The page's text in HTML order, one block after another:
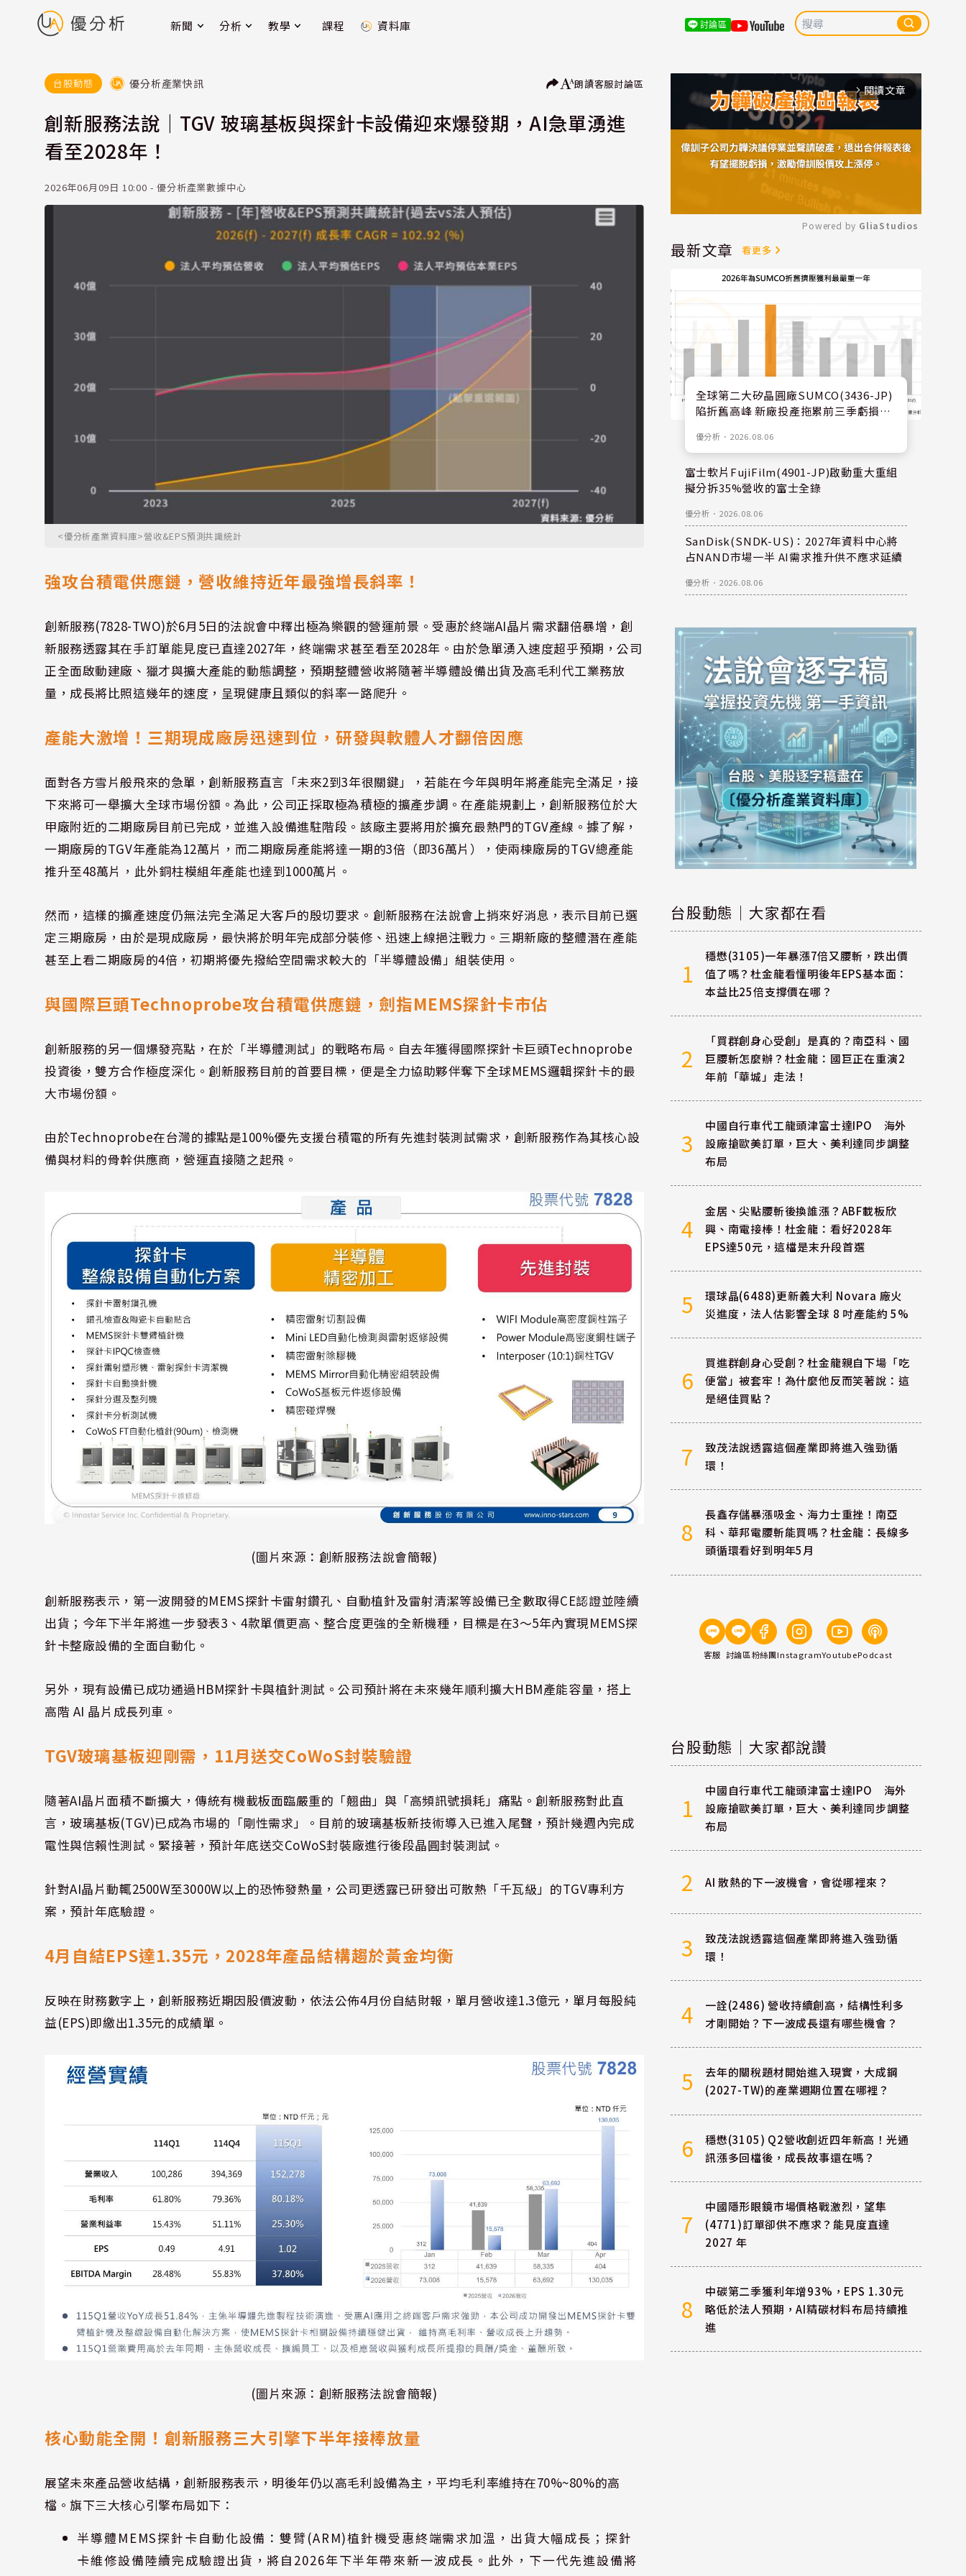
新聞 分析 教學 課程 資料庫 討論區
台股動態 優分析產業快訊 朗讀客服討論區
創新服務法說｜TGV 玻璃基板與探針卡設備迎來爆發期，AI急單湧進
看至2028年！
2026年06月09日 10:00 - 優分析產業數據中心
<優分析產業資料庫>營收&EPS預測共識統計
強攻台積電供應鏈，營收維持近年最強增長斜率！
創新服務(7828-TWO)於6月5日的法說會中釋出極為樂觀的營運前景。受惠於終端AI晶片需求翻倍暴增，創
新服務透露其在手訂單能見度已直達2027年，終端需求甚至看至2028年。由於急單湧入速度超乎預期，公司
正全面啟動建廠、獵才與擴大產能的動態調整，預期整體營收將隨著半導體設備出貨及高毛利代工業務放
量，成長將比照這幾年的速度，呈現健康且類似的斜率一路爬升。
產能大激增！三期現成廠房迅速到位，研發與軟體人才翻倍因應
面對各方雪片般飛來的急單，創新服務直言「未來2到3年很關鍵」，若能在今年與明年將產能完全滿足，接
下來將可一舉擴大全球市場份額。為此，公司正採取極為積極的擴產步調。在產能規劃上，創新服務位於大
甲廠附近的二期廠房目前已完成，並進入設備進駐階段。該廠主要將用於擴充最熱門的TGV產線。據了解，
一期廠房的TGV年產能為12萬片，而二期廠房產能將達一期的3倍（即36萬片），使兩棟廠房的TGV總產能
推升至48萬片，此外銅柱模組年產能也達到1000萬片。
然而，這樣的擴產速度仍無法完全滿足大客戶的殷切要求。創新服務在法說會上捎來好消息，表示目前已選
定三期廠房，由於是現成廠房，最快將於明年完成部分裝修、迅速上線挹注戰力。三期新廠的整體潛在產能
甚至上看二期廠房的4倍，初期將優先撥給空間需求較大的「半導體設備」組裝使用。
與國際巨頭Technoprobe攻台積電供應鏈，劍指MEMS探針卡市佔
創新服務的另一個爆發亮點，在於「半導體測試」的戰略布局。自去年獲得國際探針卡巨頭Technoprobe
投資後，雙方合作極度深化。創新服務目前的首要目標，便是全力協助夥伴奪下全球MEMS邏輯探針卡的最
大市場份額。
由於Technoprobe在台灣的據點是100%優先支援台積電的所有先進封裝測試需求，創新服務作為其核心設
備與材料的骨幹供應商，營運直接隨之起飛。
(圖片來源：創新服務法說會簡報)
創新服務表示，第一波開發的MEMS探針卡雷射鑽孔、自動植針及雷射清潔等設備已全數取得CE認證並陸續
出貨；今年下半年將進一步發表3、4款單價更高、整合度更強的全新機種，目標是在3～5年內實現MEMS探
針卡整廠設備的全面自動化。
另外，現有設備已成功通過HBM探針卡與植針測試 。公司預計將在未來幾年順利擴大HBM產能容量，搭上
高階 AI 晶片成長列車 。
TGV玻璃基板迎剛需，11月送交CoWoS封裝驗證
隨著AI晶片面積不斷擴大，傳統有機載板面臨嚴重的「翹曲」與「高頻訊號損耗」痛點。創新服務對此直
言，玻璃基板(TGV)已成為市場的「剛性需求」。目前的玻璃基板新技術導入已進入尾聲，預計幾週內完成
電性與信賴性測試。緊接著，預計年底送交CoWoS封裝廠進行後段晶圓封裝測試。
針對AI晶片動輒2500W至3000W以上的恐怖發熱量，公司更透露已研發出可散熱「千瓦級」的TGV專利方
案，預計年底驗證。
4月自結EPS達1.35元，2028年產品結構趨於黃金均衡
反映在財務數字上，創新服務近期因股價波動，依法公佈4月份自結財報，單月營收達1.3億元，單月每股純
益(EPS)即繳出1.35元的成績單。
(圖片來源：創新服務法說會簡報)
核心動能全開！創新服務三大引擎下半年接棒放量
展望未來產品營收結構，創新服務表示，明後年仍以高毛利設備為主，平均毛利率維持在70%~80%的高
檔。旗下三大核心引擎布局如下：
半導體MEMS探針卡自動化設備：雙臂(ARM)植針機受惠終端需求加溫，出貨大幅成長；探針
卡維修設備陸續完成驗證出貨，將自2026年下半年帶來新一波成長。此外，下一代先進設備將
arrow_forward_ios 閱讀文章
Powered by GliaStudios
最新文章 看更多
全球第二大矽晶圓廠SUMCO(3436-JP)
陷折舊高峰 新廠投產拖累前三季虧損擴
優分析 ． 2026.08.06
富士軟片FujiFilm(4901-JP)啟動重大重組
擬分拆35%營收的富士全錄
優分析 ． 2026.08.06
SanDisk(SNDK-US)：2027年資料中心將
占NAND市場一半 AI需求推升供不應求延續
優分析 ． 2026.08.06
台股動態｜大家都在看
1
穩懋(3105)一年暴漲7倍又腰斬，跌出價
值了嗎？杜金龍看懂明後年EPS基本面：
本益比25倍支撐價在哪？
2
「買群創身心受創」是真的？南亞科、國
巨腰斬怎麼辦？杜金龍：國巨正在重演2
年前「華城」走法！
3
中國自行車代工龍頭津富士達IPO 海外
設廠搶歐美訂單，巨大、美利達同步調整
布局
4
金居、尖點腰斬後換誰漲？ABF載板欣
興、南電接棒！杜金龍：看好2028年
EPS達50元，這檔是末升段首選
5
環球晶(6488)更新義大利 Novara 廠火
災進度，法人估影響全球 8 吋產能約 5%
6
買進群創身心受創？杜金龍親自下場「吃
便當」被套牢！為什麼他反而笑著說：這
是絕佳買點？
7
致茂法說透露這個產業即將進入強勁循
環！
8
長鑫存儲暴漲吸金、海力士重挫！南亞
科、華邦電腰斬能買嗎？杜金龍：長線多
頭循環看好到明年5月
客服 討論區粉絲團InstagramYoutubePodcast
台股動態｜大家都說讚
1
中國自行車代工龍頭津富士達IPO 海外
設廠搶歐美訂單，巨大、美利達同步調整
布局
2 AI 散熱的下一波機會，會從哪裡來？
3
致茂法說透露這個產業即將進入強勁循
環！
4
一詮(2486) 營收持續創高，結構性利多
才剛開始？下一波成長還有哪些機會？
5
去年的關稅題材開始進入現實，大成鋼
(2027-TW)的產業週期位置在哪裡？
6
穩懋(3105) Q2營收創近四年新高！光通
訊漲多回檔後，成長故事還在嗎？
7
中國隱形眼鏡市場價格戰激烈，望隼
(4771)訂單卻供不應求？能見度直達
2027 年
8
中碳第二季獲利年增93%，EPS 1.30元
略低於法人預期，AI精碳材料布局持續推
進